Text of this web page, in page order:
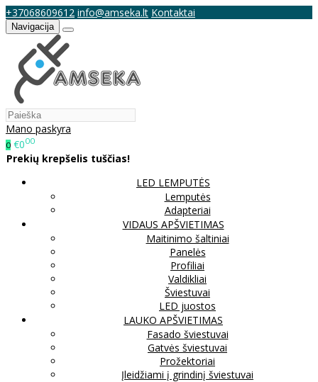
+37068609612 info@amseka.lt Kontaktai
Navigacija
Mano paskyra
0 €000
Prekių krepšelis tuščias!
LED LEMPUTĖS
Lemputės
Adapteriai
VIDAUS APŠVIETIMAS
Maitinimo šaltiniai
Panelės
Profiliai
Valdikliai
Šviestuvai
LED juostos
LAUKO APŠVIETIMAS
Fasado šviestuvai
Gatvės šviestuvai
Prožektoriai
Įleidžiami į grindinį šviestuvai